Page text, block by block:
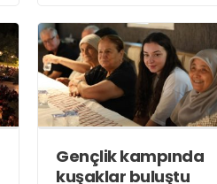
tezgahlarda taze balık
bulunduğunu ifade ederek
“Yıl boyunca tezgahlarda
taze balık bulmak mümkün
oluyor” dedi
Gençlik kampında
kuşaklar buluştu